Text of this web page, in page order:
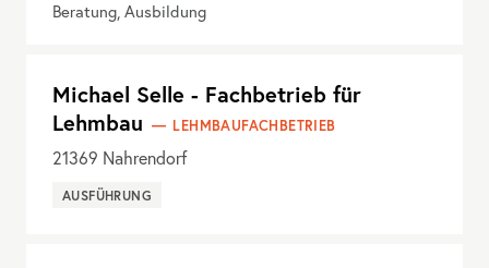
Beratung, Ausbildung
Michael Selle - Fachbetrieb für
Lehmbau
LEHMBAUFACHBETRIEB
21369 Nahrendorf
AUSFÜHRUNG